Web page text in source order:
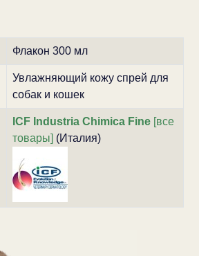
Флакон 300 мл
Увлажняющий кожу спрей для
собак и кошек
ICF Industria Chimica Fine[все
товары] (Италия)